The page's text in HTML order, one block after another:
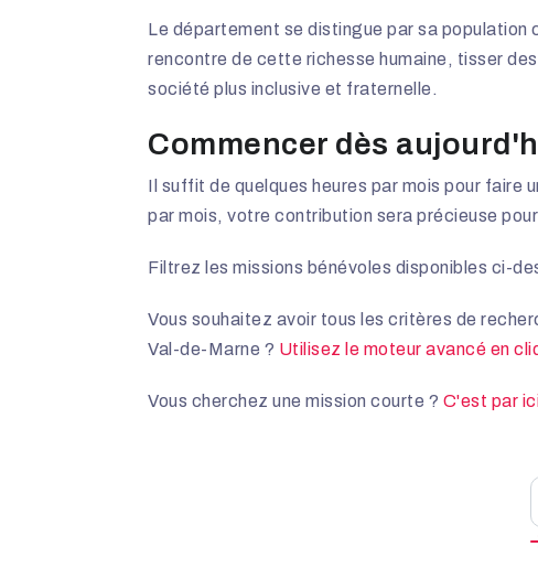
Le département se distingue par sa
rencontre de cette richesse humaine, tisser
société plus inclusive et fraternelle.
Commencer dès
Il suffit de quelques heures par mois pour faire
par mois, votre contribution sera précieuse
Filtrez les missions bénévoles disponibles ci-
Vous souhaitez avoir tous les critères de
Val-de-Marne ? Utilisez le moteur avancé en
Vous cherchez une mission courte ? C'est par